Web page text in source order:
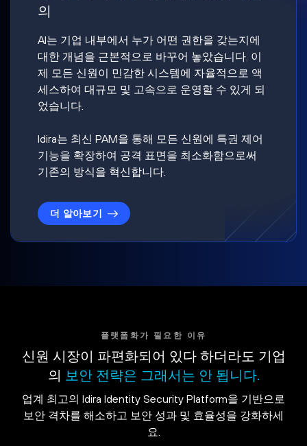
의
AI는 기업 내부에서 누가 어떤 권한을 갖는지에
대한 개념을 근본적으로 바꾸어 놓았습니다. 이
제 모든 신원이 민감한 시스템에 자율적으로 액
세스하여 대규모 및 고속으로 운영할 수 있게 되
었습니다.
Idira는 최신 PAM을 통해 모든 신원에 특권 제어
기능을 확장하여 공격 표면을 최소화함으로써
기존의 방식을 혁신합니다.
더 알아보기
플랫폼화가 필요한 이유
신원 시장이 파편화되어 있다 하더라도 기업
의 보안 전략은 그래서는 안 됩니다.
업계 최고의 Idira Identity Security Platform을 기반으로
보안 격차를 해소하고 보안 성과 및 효율성을 강화하세
요.